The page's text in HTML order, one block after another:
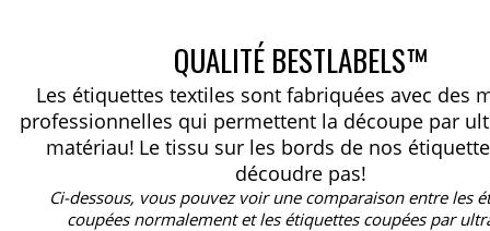
QUALITÉ BESTLABELS™
Les étiquettes textiles sont fabriquées avec des
professionnelles qui permettent la découpe par
matériau! Le tissu sur les bords de nos
découdre pas!
Ci-dessous, vous pouvez voir une comparaison entre les
coupées normalement et les étiquettes coupées par